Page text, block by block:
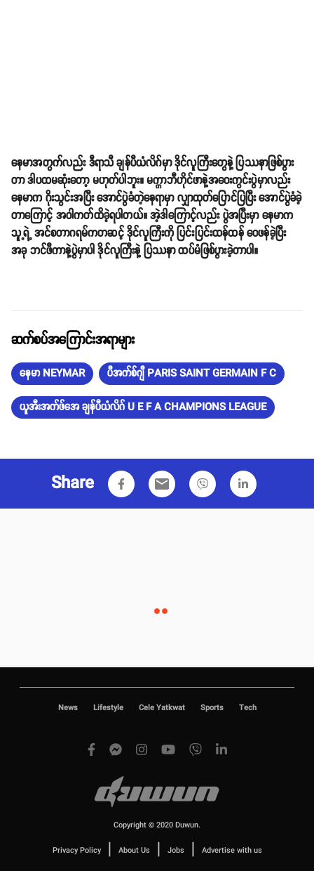
နေမာအတွက်လည်း ဒီရာသီ ချန်ပီယံလိဂ်မှာ ဒိုင်လူကြီးတွေနဲ့ ပြဿနာဖြစ်ပွား
တာ ဒါပထမဆုံးတော့ မဟုတ်ပါဘူး။ မက္ကာဘီဟိုင်ဖာနဲ့အဝေးကွင်းပွဲမှာလည်း
နေမာက ဂိုးသွင်းအပြီး အောင်ပွဲခံတဲ့နေရာမှာ လျှာထုတ်ပြောင်ပြပြီး အောင်ပွဲခံခဲ့
တာကြောင့် အဝါကတ်ထိခဲ့ရပါတယ်။ အဲ့ဒါကြောင့်လည်း ပွဲအပြီးမှာ နေမာက
သူ့ရဲ့ အင်စတာဂရမ်ကတဆင့် ဒိုင်လူကြီးကို ပြင်းပြင်းထန်ထန် ဝေဖန်ခဲ့ပြီး
အခု ဘင်ဖီကာနဲ့ပွဲမှာပါ ဒိုင်လူကြီးနဲ့ ပြဿနာ ထပ်မံဖြစ်ပွားခဲ့တာပါ။
ဆက်စပ်အကြောင်းအရာများ
နေမာ NEYMAR ပီအက်စ်ဂျီ PARIS SAINT GERMAIN F C
ယူအီးအက်ဖ်အေ ချန်ပီယံလိဂ် U E F A CHAMPIONS LEAGUE
Share email
News Lifestyle Cele Yatkwat Sports Tech
Copyright © 2020 Duwun.
Privacy Policy | About Us | Jobs | Advertise with us